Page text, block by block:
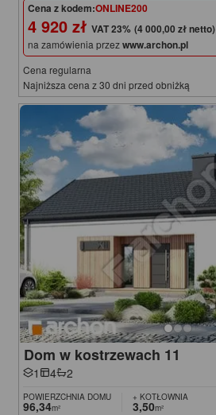
Cena z kodem:ONLINE200
4 920 zł (4 000,00 zł netto)
na zamówienia przezwww.archon.pl
Cena regularna
Najniższa cena z 30 dni przed obniżką
Dom w kostrzewach 11
1 4 2
POWIERZCHNIA DOMU
96,34m²
+ KOTŁOWNIA
3,50m²